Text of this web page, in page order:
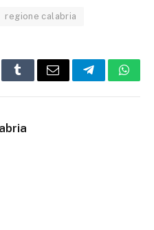
regione calabria
TumblrEmail Telegram